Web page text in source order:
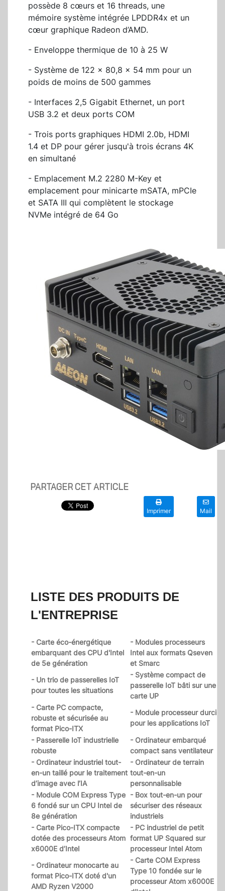
possède 8 cœurs et 16 threads, une
mémoire système intégrée LPDDR4x et un
cœur graphique Radeon d’AMD.
- Enveloppe thermique de 10 à 25 W
- Système de 122 x 80,8 x 54 mm pour un
poids de moins de 500 gammes
- Interfaces 2,5 Gigabit Ethernet, un port
USB 3.2 et deux ports COM
- Trois ports graphiques HDMI 2.0b, HDMI
1.4 et DP pour gérer jusqu'à trois écrans 4K
en simultané
- Emplacement M.2 2280 M-Key et
emplacement pour minicarte mSATA, mPCIe
et SATA III qui complètent le stockage
NVMe intégré de 64 Go
PARTAGER CET ARTICLE
Imprimer Mail
LISTE DES PRODUITS DE
L'ENTREPRISE
- Carte éco-énergétique
embarquant des CPU d'Intel
de 5e génération
- Modules processeurs
Intel aux formats Qseven
et Smarc
- Un trio de passerelles IoT
pour toutes les situations
- Système compact de
passerelle IoT bâti sur une
carte UP
- Carte PC compacte,
robuste et sécurisée au
format Pico-ITX
- Module processeur durci
pour les applications IoT
- Passerelle IoT industrielle
robuste
- Ordinateur embarqué
compact sans ventilateur
- Ordinateur industriel tout-
en-un taillé pour le traitement
d’image avec l’IA
- Ordinateur de terrain
tout-en-un
personnalisable
- Module COM Express Type
6 fondé sur un CPU Intel de
8e génération
- Box tout-en-un pour
sécuriser des réseaux
industriels
- Carte Pico-ITX compacte
dotée des processeurs Atom
x6000E d’Intel
- PC industriel de petit
format UP Squared sur
processeur Intel Atom
- Ordinateur monocarte au
format Pico-ITX doté d'un
AMD Ryzen V2000
- Carte COM Express
Type 10 fondée sur le
processeur Atom x6000E